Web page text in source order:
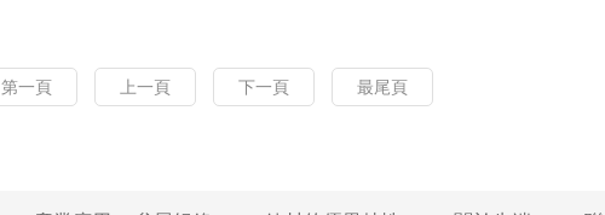
第一頁 上一頁 下一頁 最尾頁